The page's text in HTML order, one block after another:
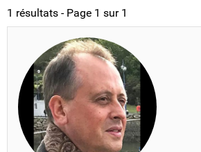
1 résultats - Page 1 sur 1